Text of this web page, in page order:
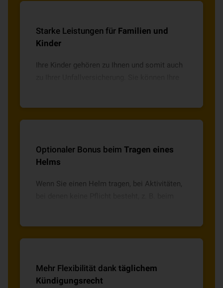
Starke Leistungen für Familien und
Kinder
Ihre Kinder gehören zu Ihnen und somit auch
u. a.) bis 1.500 € profitieren.
Optionaler Bonus beim Tragen eines
Helms
Wenn Sie einen Helm tragen, bei Aktivitäten,
ohne Zusatzbaustein und Senioren über den
Baustein 65PLUS.
Mehr Flexibilität dank täglichem
Kündigungsrecht